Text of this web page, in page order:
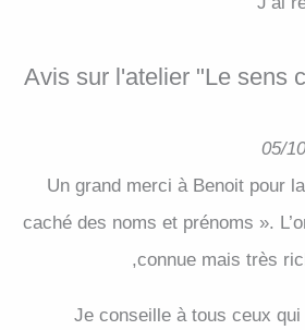
Avis sur l'atelier "Le sens
05/
Un grand merci à Benoit pour
caché des noms et prénoms ».
connue mais très
Je conseille à tous ceux